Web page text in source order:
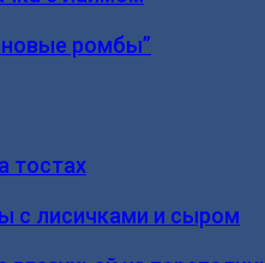
ромбы”
тостах
с лисичками и сыром